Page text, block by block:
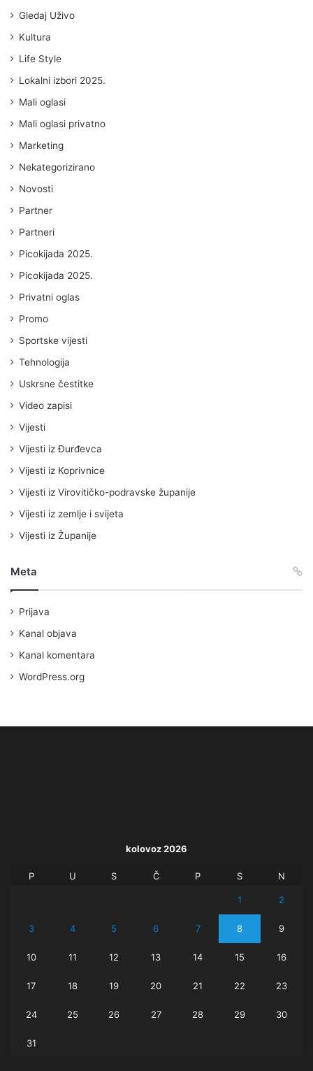
Gledaj Uživo
Kultura
Life Style
Lokalni izbori 2025.
Mali oglasi
Mali oglasi privatno
Marketing
Nekategorizirano
Novosti
Partner
Partneri
Picokijada 2025.
Picokijada 2025.
Privatni oglas
Promo
Sportske vijesti
Tehnologija
Uskrsne čestitke
Video zapisi
Vijesti
Vijesti iz Đurđevca
Vijesti iz Koprivnice
Vijesti iz Virovitičko-podravske županije
Vijesti iz zemlje i svijeta
Vijesti iz Županije
Meta
Prijava
Kanal objava
Kanal komentara
WordPress.org
kolovoz 2026
P U S Č P S N
1 2
3 4 5 6 7 8 9
10 11 12 13 14 15 16
17 18 19 20 21 22 23
24 25 26 27 28 29 30
31